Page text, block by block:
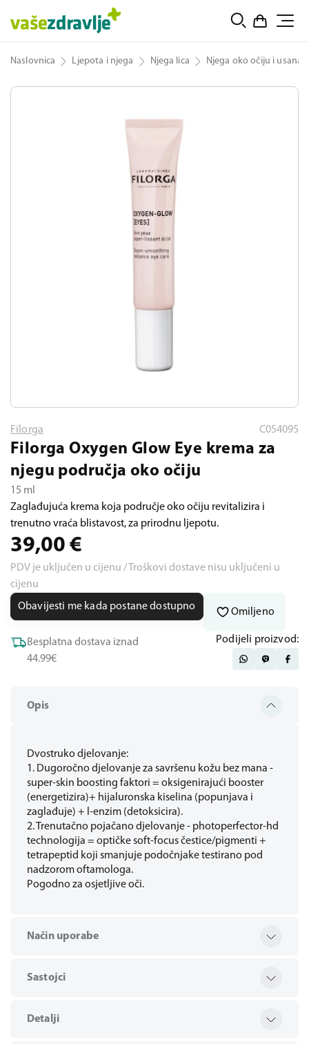
Naslovnica Ljepota i njega Njega lica Njega oko očiju i usana
Opis
Dvostruko djelovanje:
1. Dugoročno djelovanje za savršenu kožu bez mana -
super-skin boosting faktori = oksigenirajući booster
(energetizira)+ hijaluronska kiselina (popunjava i
zaglađuje) + l-enzim (detoksicira).
2. Trenutačno pojačano djelovanje - photoperfector-hd
technologija = optičke soft-focus čestice/pigmenti +
tetrapeptid koji smanjuje podočnjake testirano pod
nadzorom oftamologa.
Pogodno za osjetljive oči.
Način uporabe
Sastojci
Detalji
Filorga C054095
Filorga Oxygen Glow Eye krema za
njegu područja oko očiju
15 ml
Zaglađujuća krema koja područje oko očiju revitalizira i
trenutno vraća blistavost, za prirodnu ljepotu.
39,00 €
PDV je uključen u cijenu / Troškovi dostave nisu uključeni u
cijenu
Obavijesti me kada postane dostupno
Omiljeno
Besplatna dostava iznad
44.99€
Podijeli proizvod: